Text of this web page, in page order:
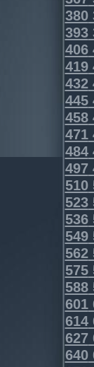
380
393
406
419
432
445
458
471
484
497
510
523
536
549
562
575
588
601
614
627
640